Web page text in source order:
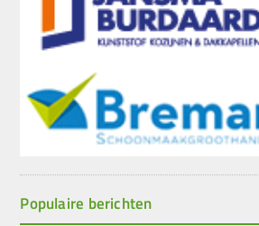
Populaire berichten